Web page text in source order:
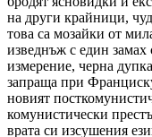
на други крайници,
това са мозайки от
изведнъж с един замах
измерение, черна
запраща при
новият
комунистически
врата си изсушения